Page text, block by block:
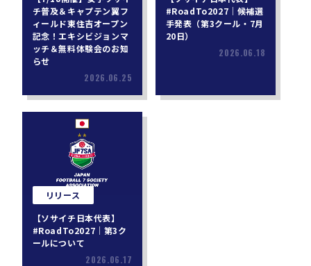
チ普及＆キャプテン翼フ
ィールド東住吉オープン
記念！エキシビジョンマ
ッチ＆無料体験会のお知
らせ
2026.06.25
#RoadTo2027｜候補選
手発表（第3クール・7月
20日）
2026.06.18
リリース
【ソサイチ日本代表】
#RoadTo2027｜第3ク
ールについて
2026.06.17